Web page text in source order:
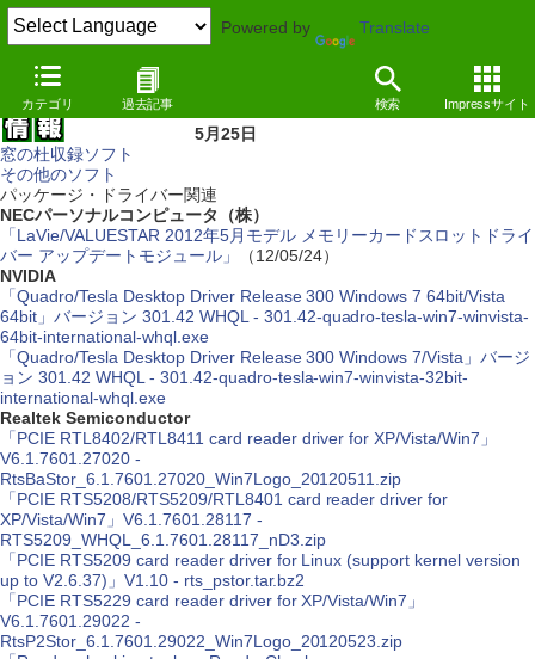
Powered by Translate
カテゴリ 過去記事 検索 Impressサイト
5月25日
窓の杜収録ソフト
その他のソフト
パッケージ・ドライバー関連
NECパーソナルコンピュータ（株）
「LaVie/VALUESTAR 2012年5月モデル メモリーカードスロットドライ
バー アップデートモジュール」
（12/05/24）
NVIDIA
「Quadro/Tesla Desktop Driver Release 300 Windows 7 64bit/Vista
64bit」バージョン 301.42 WHQL - 301.42-quadro-tesla-win7-winvista-
64bit-international-whql.exe
「Quadro/Tesla Desktop Driver Release 300 Windows 7/Vista」バージ
ョン 301.42 WHQL - 301.42-quadro-tesla-win7-winvista-32bit-
international-whql.exe
Realtek Semiconductor
「PCIE RTL8402/RTL8411 card reader driver for XP/Vista/Win7」
V6.1.7601.27020 -
RtsBaStor_6.1.7601.27020_Win7Logo_20120511.zip
「PCIE RTS5208/RTS5209/RTL8401 card reader driver for
XP/Vista/Win7」V6.1.7601.28117 -
RTS5209_WHQL_6.1.7601.28117_nD3.zip
「PCIE RTS5209 card reader driver for Linux (support kernel version
up to V2.6.37)」V1.10 - rts_pstor.tar.bz2
「PCIE RTS5229 card reader driver for XP/Vista/Win7」
V6.1.7601.29022 -
RtsP2Stor_6.1.7601.29022_Win7Logo_20120523.zip